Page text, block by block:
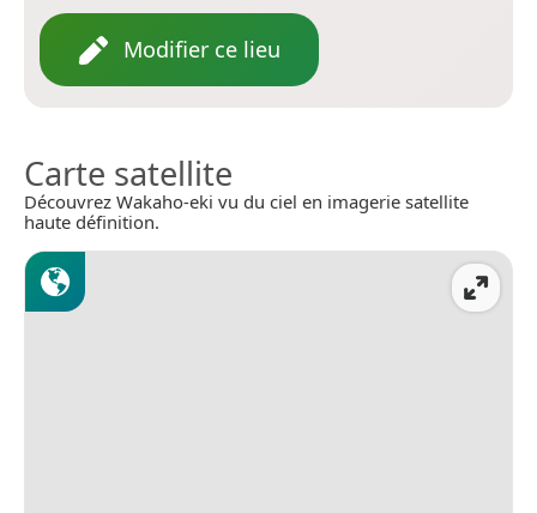
Modifier ce lieu
Carte satellite
Découvrez Wakaho-eki vu du ciel en imagerie satellite
haute définition.